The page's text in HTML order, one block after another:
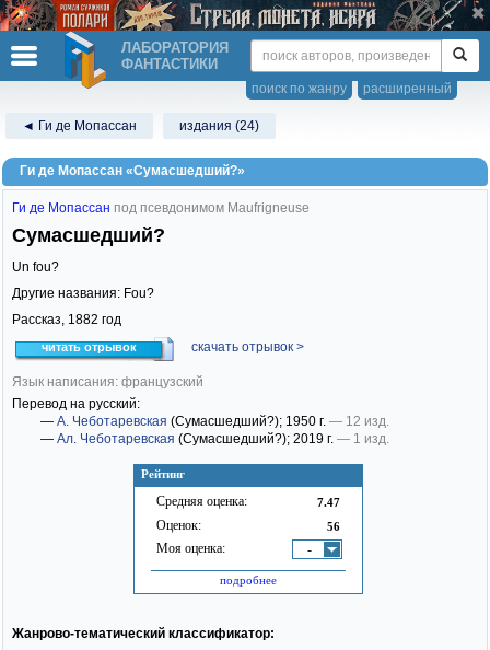
ЛАБОРАТОРИЯ
ФАНТАСТИКИ
расширенный
поиск по жанру
◄ Ги де Мопассан издания (24)
Ги де Мопассан «Сумасшедший?»
Рейтинг
Средняя оценка: 7.47
Оценок: 56
Моя оценка: -
подробнее
Ги де Мопассан под псевдонимом Maufrigneuse
Сумасшедший?
Un fou?
Другие названия: Fou?
Рассказ, 1882 год
читать отрывок скачать отрывок >
Язык написания: французский
Перевод на русский:
— А. Чеботаревская (Сумасшедший?); 1950 г. — 12 изд.
— Ал. Чеботаревская (Сумасшедший?); 2019 г. — 1 изд.
Жанрово-тематический классификатор: